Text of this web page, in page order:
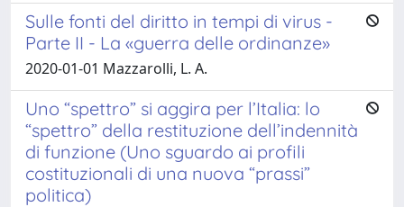
Sulle fonti del diritto in tempi di virus -
Parte II - La «guerra delle ordinanze»
2020-01-01 Mazzarolli, L. A.
Uno “spettro” si aggira per l’Italia: lo
“spettro” della restituzione dell’indennità
di funzione (Uno sguardo ai profili
costituzionali di una nuova “prassi”
politica)